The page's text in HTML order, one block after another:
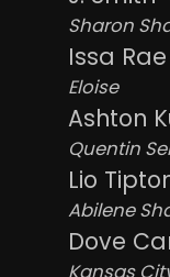
Sharon
Issa Rae
Eloise
Ashton
Quentin
Lio
Abilene
Dove
Kansas